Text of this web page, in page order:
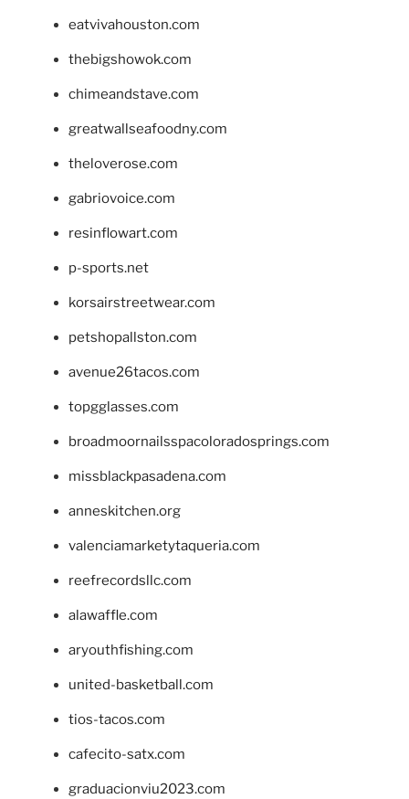
eatvivahouston.com
thebigshowok.com
chimeandstave.com
greatwallseafoodny.com
theloverose.com
gabriovoice.com
resinflowart.com
p-sports.net
korsairstreetwear.com
petshopallston.com
avenue26tacos.com
topgglasses.com
broadmoornailsspacoloradosprings.com
missblackpasadena.com
anneskitchen.org
valenciamarketytaqueria.com
reefrecordsllc.com
alawaffle.com
aryouthfishing.com
united-basketball.com
tios-tacos.com
cafecito-satx.com
graduacionviu2023.com